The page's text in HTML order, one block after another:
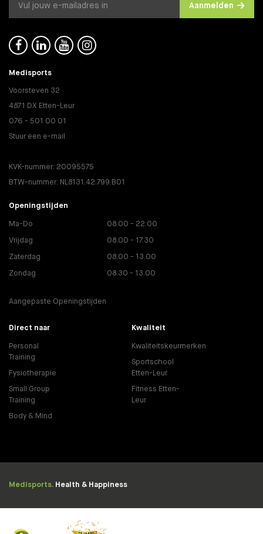
Aanmelden
   
Medisports
Voorsteven 32
4871 DX Etten-Leur
076 - 501 00 01
Stuur een e-mail
KVK-nummer: 20095575
BTW-nummer: NL8131.42.799.B01
Openingstijden
Ma-Do 08.00 - 22.00
Vrijdag 08.00 - 17.30
Zaterdag 08.00 - 13.00
Zondag 08.30 - 13.00
Aangepaste Openingstijden
Direct naar
Personal
Training
Fysiotherapie
Small Group
Training
Body & Mind
Kwaliteit
Kwaliteitskeurmerken
Sportschool
Etten-Leur
Fitness Etten-
Leur
Medisports. Health & Happiness